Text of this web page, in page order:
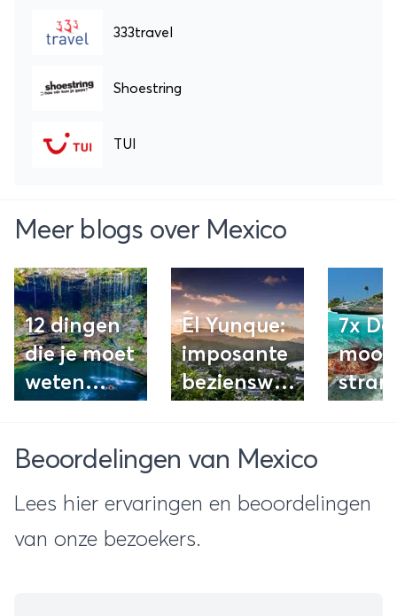
333travel
Shoestring
TUI
Meer blogs over Mexico
12 dingen
die je moet
weten
Mexico reist
El Yunque:
imposante
bezienswaardigheid
7x De
Beoordelingen van Mexico
Lees hier ervaringen en beoordelingen
van onze bezoekers.